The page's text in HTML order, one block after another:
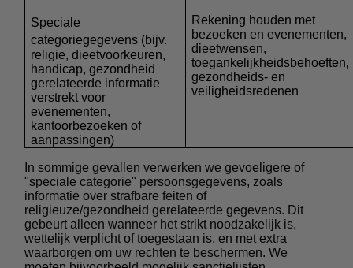
Speciale
categoriegegevens (bijv.
religie, dieetvoorkeuren,
handicap, gezondheid
gerelateerde informatie
verstrekt voor
evenementen,
kantoorbezoeken of
aanpassingen)
Rekening houden met
bezoeken en evenementen,
dieetwensen,
toegankelijkheidsbehoeften,
gezondheids- en
veiligheidsredenen
In sommige gevallen verwerken we gevoeligere of
"speciale categorie" persoonsgegevens, zoals
informatie over strafbare feiten of
religieuze/gezondheid gerelateerde gegevens. Dit
gebeurt alleen wanneer het strikt noodzakelijk is,
wettelijk verplicht of toegestaan is, en met extra
waarborgen om uw rechten te beschermen. We